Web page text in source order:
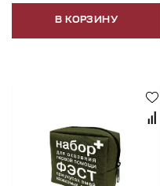
В КОРЗИНУ